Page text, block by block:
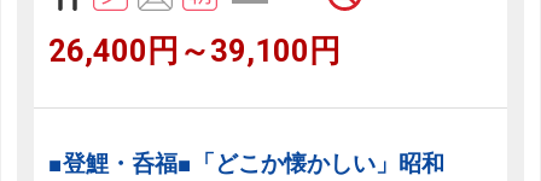
26,400円～39,100円
■登鯉・呑福■「どこか懐かしい」昭和